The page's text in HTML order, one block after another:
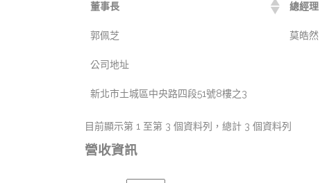
董事長 總經理
郭佩芝 莫皓然
公司地址
新北市土城區中央路四段51號8樓之3
目前顯示第 1 至第 3 個資料列，總計 3 個資料列
營收資訊